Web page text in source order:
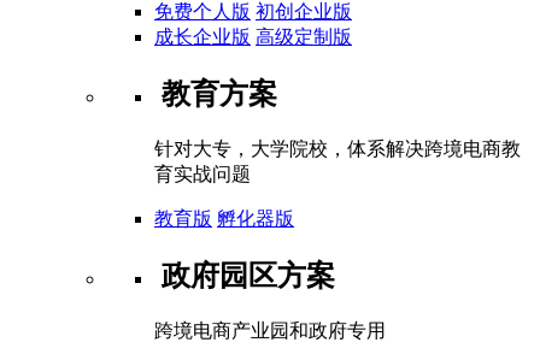
免费个人版 初创企业版
成长企业版 高级定制版
教育方案
针对大专，大学院校，体系解决跨境电商教
育实战问题
教育版 孵化器版
政府园区方案
跨境电商产业园和政府专用